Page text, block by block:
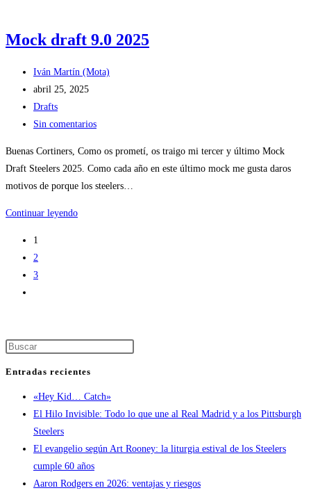
Mock draft 9.0 2025
Autor
de
la
entrada:
Iván Martín (Mota)
Publicación
de
la
abril 25, 2025
Categoría
de
Drafts
Comentarios
Sin comentarios
Buenas Cortiners, Como os prometí, os traigo mi tercer y último Mock
Draft Steelers 2025. Como cada año en este último mock me gusta daros
motivos de porque los steelers…
Continuar leyendoMock
1
2
3
página
el
de
Entradas recientes
«Hey Kid… Catch»
El Hilo Invisible: Todo lo que une al Real Madrid y a los Pittsburgh
Steelers
El evangelio según Art Rooney: la liturgia estival de los Steelers
cumple 60 años
Aaron Rodgers en 2026: ventajas y riesgos